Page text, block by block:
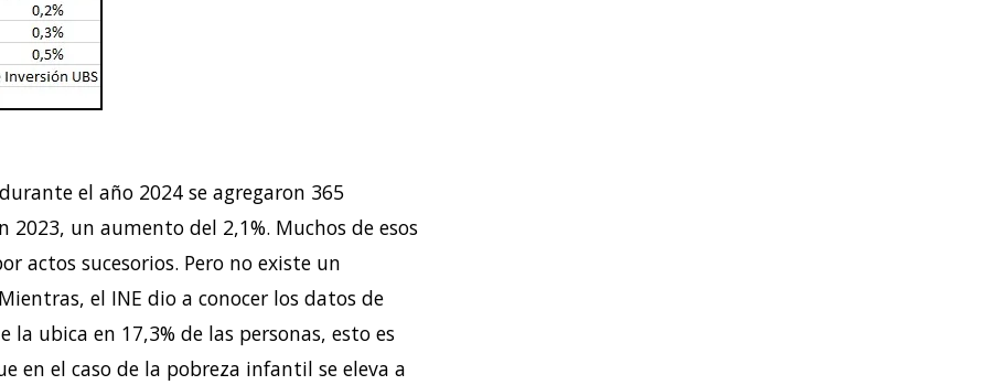
el año 2024 se agregaron 365
un aumento del 2,1%. Muchos de esos
actos sucesorios. Pero no existe un
el INE dio a conocer los datos de
ubica en 17,3% de las personas, esto es
en el caso de la pobreza infantil se eleva a